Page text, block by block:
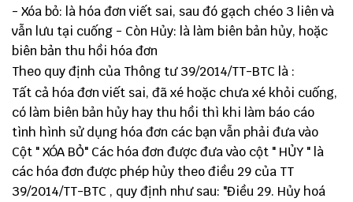
- Xóa bỏ: là hóa đơn viết sai, sau đó gạch chéo 3 liên và
vẫn lưu tại cuống - Còn Hủy: là làm biên bản hủy, hoặc
biên bản thu hồi hóa đơn
Theo quy định của Thông tư 39/2014/TT-BTC là :
Tất cả hóa đơn viết sai, đã xé hoặc chưa xé khỏi cuống,
có làm biên bản hủy hay thu hồi thì khi làm báo cáo
tình hình sử dụng hóa đơn các bạn vẫn phải đưa vào
Cột " XÓA BỎ" Các hóa đơn được đưa vào cột " HỦY " là
các hóa đơn được phép hủy theo điều 29 của TT
39/2014/TT-BTC , quy định như sau: "Điều 29. Hủy hoá